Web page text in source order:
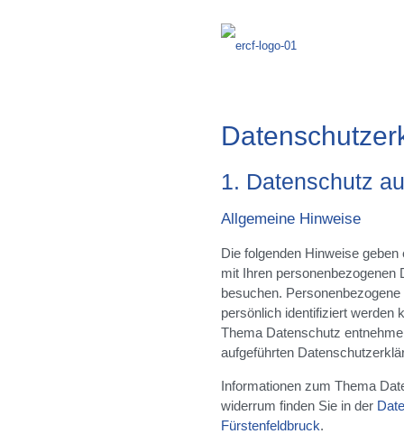
1. Datenschutz
Allgemeine Hinweise
Die folgenden Hinweise
mit Ihren personenbezogenen
besuchen.
persönlich identifiziert werden
Thema Datenschutz
aufgeführten
Informationen zum Thema
widerrum finden Sie in der
Fürstenfeldbruck.